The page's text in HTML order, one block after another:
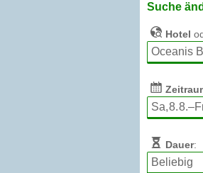
Suche
Hotel
Dauer: